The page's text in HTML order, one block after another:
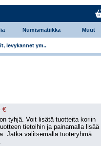
Numismatiikka Muut
levykannet ym..
€
tyhjä. Voit lisätä tuotteita koriin
tietoihin ja painamalla lisää
Jatka valitsemalla tuoteryhmä